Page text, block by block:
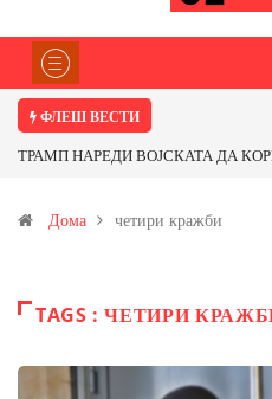
ФЛЕШ ВЕСТИ
ТРАМП НАРЕДИ ВОЈСКАТА ДА
Иловица и со антимонот?
Дома четири кражби
TAGS : ЧЕТИРИ